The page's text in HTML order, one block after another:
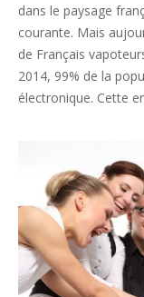
dans le paysage
courante. Mais
de Français
2014, 99% de la
électronique. Cette